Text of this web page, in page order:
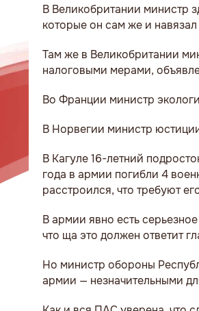
В Великобритании министр
которые он сам же и
Там же в Великобритании
налоговыми мерами,
Во Франции министр
В Норвегии министр
В Кагуле 16-летний
года в армии погибли 4
расстроился, что требуют
В армии явно есть
что ща это должен ответит
Но министр обороны
армии — незначительными